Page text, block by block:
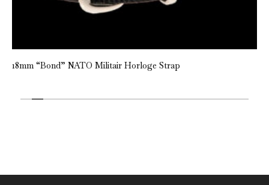
18mm “Bond” NATO Militair Horloge Strap